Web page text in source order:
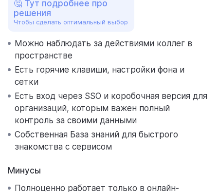
🤔 Тут подробнее про
решения
Чтобы сделать оптимальный выбор
Можно наблюдать за действиями коллег в
пространстве
Есть горячие клавиши, настройки фона и
сетки
Есть вход через SSO и коробочная версия для
организаций, которым важен полный
контроль за своими данными
Собственная База знаний для быстрого
знакомства с сервисом
Минусы
Полноценно работает только в онлайн-